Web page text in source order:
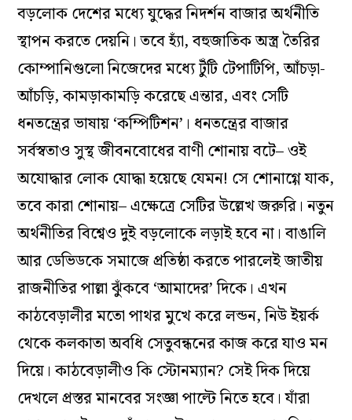
বড়লোক দেশের মধ্যে যুদ্ধের নিদর্শন বাজার অর্থনীতি
স্থাপন করতে দেয়নি। তবে হ্যাঁ, বহুজাতিক অস্ত্র তৈরির
কোম্পানিগুলো নিজেদের মধ্যে টুঁটি টেপাটিপি, আঁচড়া-
আঁচড়ি, কামড়াকামড়ি করেছে এন্তার, এবং সেটি
ধনতন্ত্রের ভাষায় ‘কম্পিটিশন’। ধনতন্ত্রের বাজার
সর্বস্বতাও সুস্থ জীবনবোধের বাণী শোনায় বটে– ওই
অযোদ্ধার লোক যোদ্ধা হয়েছে যেমন! সে শোনাগ্গে যাক,
তবে কারা শোনায়– এক্ষেত্রে সেটির উল্লেখ জরুরি। নতুন
অর্থনীতির বিশ্বেও দুই বড়লোকে লড়াই হবে না। বাঙালি
আর ডেভিডকে সমাজে প্রতিষ্ঠা করতে পারলেই জাতীয়
রাজনীতির পাল্লা ঝুঁকবে ‘আমাদের’ দিকে। এখন
কাঠবেড়ালীর মতো পাথর মুখে করে লন্ডন, নিউ ইয়র্ক
থেকে কলকাতা অবধি সেতুবন্ধনের কাজ করে যাও মন
দিয়ে। কাঠবেড়ালীও কি স্টোনম্যান? সেই দিক দিয়ে
দেখলে প্রস্তর মানবের সংজ্ঞা পাল্টে নিতে হবে। যাঁরা